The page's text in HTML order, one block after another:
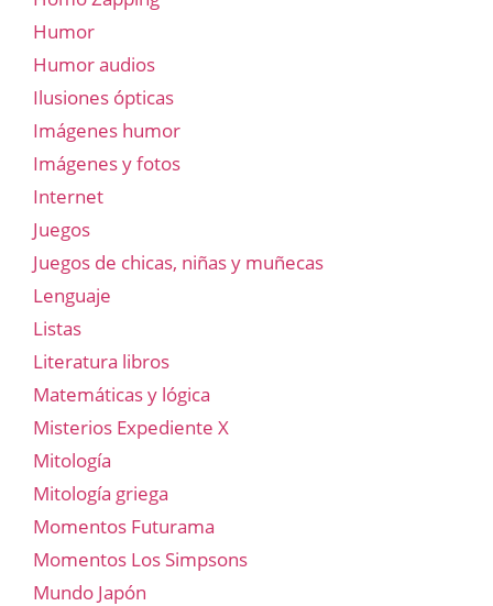
Humor
Humor audios
Ilusiones ópticas
Imágenes humor
Imágenes y fotos
Internet
Juegos
Juegos de chicas, niñas y muñecas
Lenguaje
Listas
Literatura libros
Matemáticas y lógica
Misterios Expediente X
Mitología
Mitología griega
Momentos Futurama
Momentos Los Simpsons
Mundo Japón